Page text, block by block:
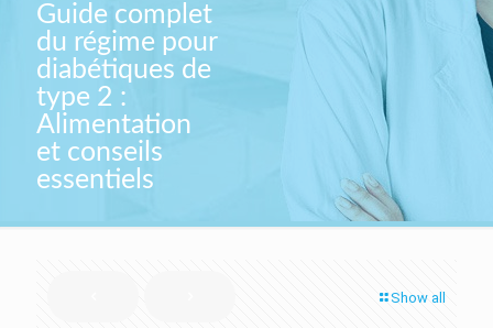
Guide complet
du régime pour
diabétiques de
type 2 :
Alimentation
et conseils
essentiels
Show all